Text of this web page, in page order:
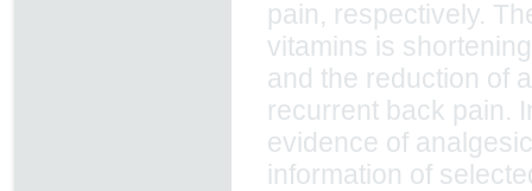
pain, respectively.
vitamins is
and the reduction of
recurrent back pain.
evidence of
information of